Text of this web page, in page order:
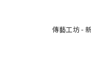
傳藝工坊 -